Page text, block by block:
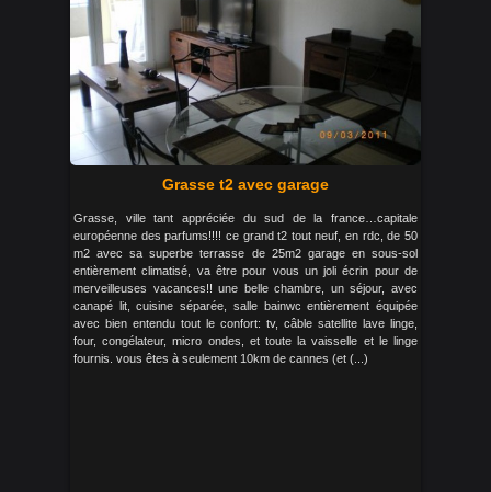
Grasse t2 avec garage
Grasse, ville tant appréciée du sud de la france…capitale
européenne des parfums!!!! ce grand t2 tout neuf, en rdc, de 50
m2 avec sa superbe terrasse de 25m2 garage en sous-sol
entièrement climatisé, va être pour vous un joli écrin pour de
merveilleuses vacances!! une belle chambre, un séjour, avec
canapé lit, cuisine séparée, salle bainwc entièrement équipée
avec bien entendu tout le confort: tv, câble satellite lave linge,
four, congélateur, micro ondes, et toute la vaisselle et le linge
fournis. vous êtes à seulement 10km de cannes (et (...)